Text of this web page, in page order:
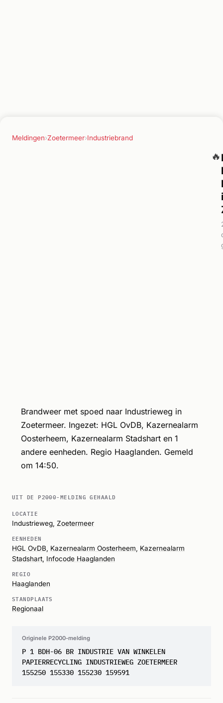
Meldingen›Zoetermeer›Industriebrand
🔥
Brandweer met spoed naar Industrieweg in
Zoetermeer. Ingezet: HGL OvDB, Kazernealarm
Oosterheem, Kazernealarm Stadshart en 1
andere eenheden. Regio Haaglanden. Gemeld
om 14:50.
UIT DE P2000-MELDING GEHAALD
LOCATIE
Industrieweg, Zoetermeer
EENHEDEN
HGL OvDB, Kazernealarm Oosterheem, Kazernealarm
Stadshart, Infocode Haaglanden
REGIO
Haaglanden
STANDPLAATS
Regionaal
Originele P2000-melding
P 1 BDH-06 BR INDUSTRIE VAN WINKELEN
PAPIERRECYCLING INDUSTRIEWEG ZOETERMEER
155250 155330 155230 159591